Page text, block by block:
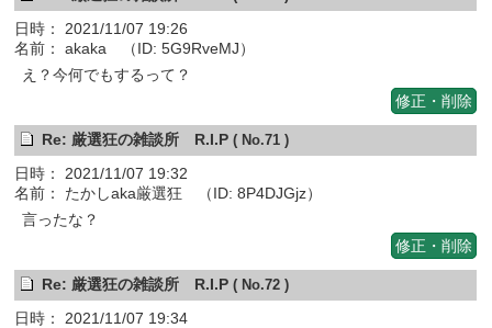
日時： 2021/11/07 19:26
名前： akaka （ID: 5G9RveMJ）
え？今何でもするって？
修正・削除
Re: 厳選狂の雑談所 R.I.P( No.71 )
日時： 2021/11/07 19:32
名前： たかしaka厳選狂 （ID: 8P4DJGjz）
言ったな？
修正・削除
Re: 厳選狂の雑談所 R.I.P( No.72 )
日時： 2021/11/07 19:34